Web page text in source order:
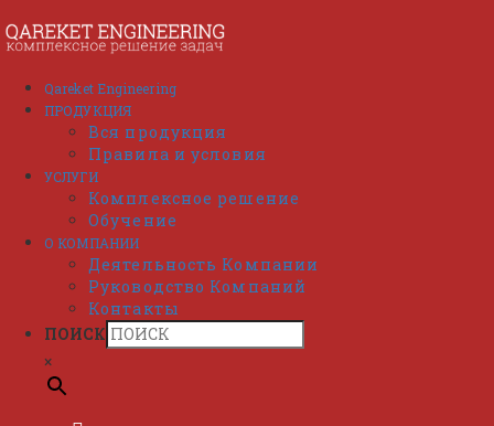
к
содержимому
Qareket Engineering
ПРОДУКЦИЯ
Вся продукция
Правила и условия
УСЛУГИ
Комплексное решение
Обучение
О КОМПАНИИ
Деятельность Компании
Руководство Компаний
Контакты
ПОИСК
×